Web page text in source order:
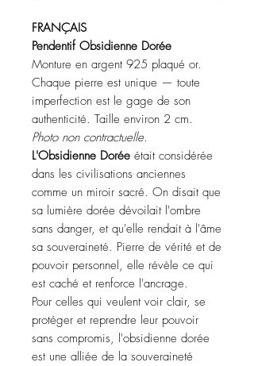
FRANÇAIS
Pendentif Obsidienne Dorée
Monture en argent 925 plaqué or.
Chaque pierre est unique — toute
imperfection est le gage de son
authenticité. Taille environ 2 cm.
Photo non contractuelle.
L'Obsidienne Dorée était considérée
dans les civilisations anciennes
comme un miroir sacré. On disait que
sa lumière dorée dévoilait l'ombre
sans danger, et qu'elle rendait à l'âme
sa souveraineté. Pierre de vérité et de
pouvoir personnel, elle révèle ce qui
est caché et renforce l'ancrage.
Pour celles qui veulent voir clair, se
protéger et reprendre leur pouvoir
sans compromis, l'obsidienne dorée
est une alliée de la souveraineté